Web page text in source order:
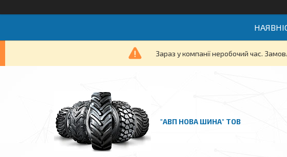
Зараз у компанії неробочий час.
"АВП НОВА ШИНА" ТОВ